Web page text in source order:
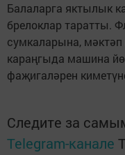
Балаларга яктылык
брелоклар таратты.
сумкаларына, мәктәп
караңгыда машина
фаҗигаләрен
Следите за
Telegram-канале